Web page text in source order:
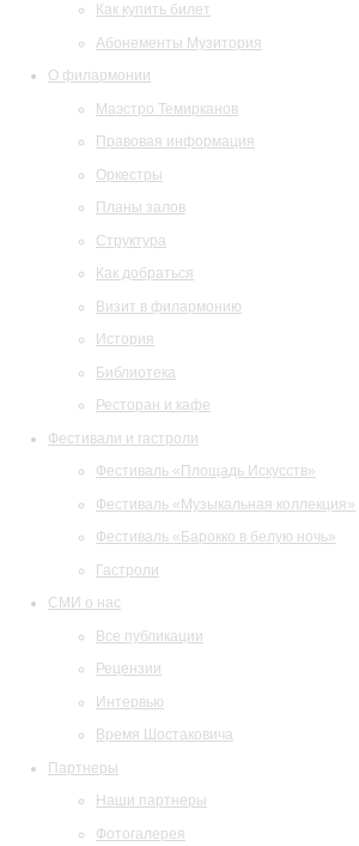
Как купить билет
Абонементы Музитория
О филармонии
Маэстро Темирканов
Правовая информация
Оркестры
Планы залов
Структура
Как добраться
Визит в филармонию
История
Библиотека
Ресторан и кафе
Фестивали и гастроли
Фестиваль «Площадь Искусств»
Фестиваль «Музыкальная коллекция»
Фестиваль «Барокко в белую ночь»
Гастроли
СМИ о нас
Все публикации
Рецензии
Интервью
Время Шостаковича
Партнеры
Наши партнеры
Фотогалерея